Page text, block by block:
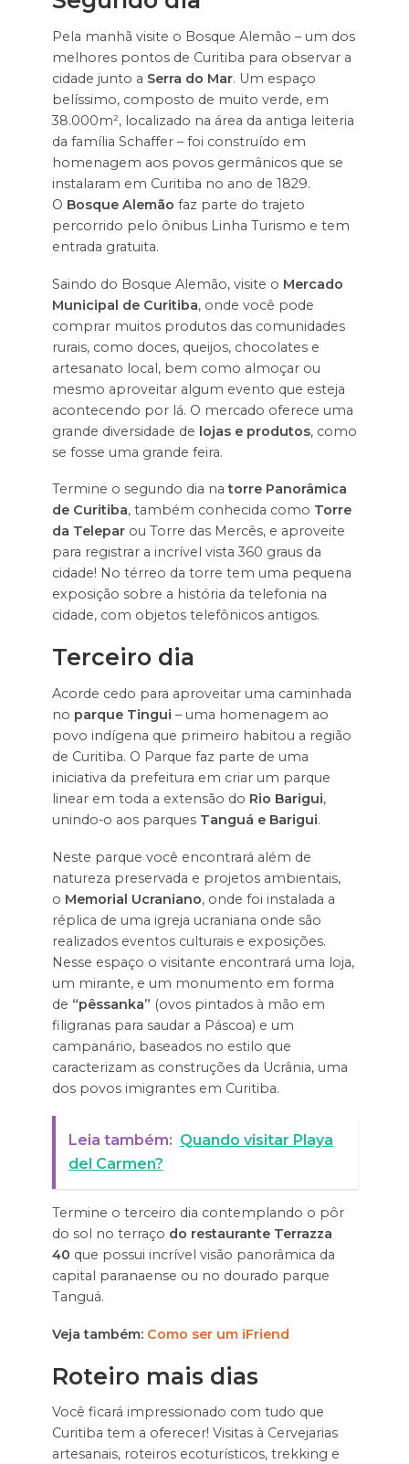
Pela manhã visite o Bosque Alemão – um dos
melhores pontos de Curitiba para observar a
cidade junto a Serra do Mar. Um espaço
belíssimo, composto de muito verde, em
38.000m², localizado na área da antiga leiteria
da família Schaffer – foi construído em
homenagem aos povos germânicos que se
instalaram em Curitiba no ano de 1829.
O Bosque Alemão faz parte do trajeto
percorrido pelo ônibus Linha Turismo e tem
entrada gratuita.
Saindo do Bosque Alemão, visite o Mercado
Municipal de Curitiba, onde você pode
comprar muitos produtos das comunidades
rurais, como doces, queijos, chocolates e
artesanato local, bem como almoçar ou
mesmo aproveitar algum evento que esteja
acontecendo por lá. O mercado oferece uma
grande diversidade de lojas e produtos, como
se fosse uma grande feira.
Termine o segundo dia natorre Panorâmica
de Curitiba, também conhecida como Torre
da Teleparou Torre das Mercês, e aproveite
para registrar a incrível vista 360 graus da
cidade! No térreo da torre tem uma pequena
exposição sobre a história da telefonia na
cidade, com objetos telefônicos antigos.
Terceiro dia
Acorde cedo para aproveitar uma caminhada
no parque Tingui – uma homenagem ao
povo indígena que primeiro habitou a região
de Curitiba. O Parque faz parte de uma
iniciativa da prefeitura em criar um parque
linear em toda a extensão do Rio Barigui,
unindo-o aos parques Tanguá e Barigui.
Neste parque você encontrará além de
natureza preservada e projetos ambientais,
o Memorial Ucraniano, onde foi instalada a
réplica de uma igreja ucraniana onde são
realizados eventos culturais e exposições.
Nesse espaço o visitante encontrará uma loja,
um mirante, e um monumento em forma
de “pêssanka” (ovos pintados à mão em
filigranas para saudar a Páscoa) e um
campanário, baseados no estilo que
caracterizam as construções da Ucrânia, uma
dos povos imigrantes em Curitiba.
Leia também: Quando visitar Playa
del Carmen?
Termine o terceiro dia contemplando o pôr
do sol no terraço do restaurante Terrazza
40 que possui incrível visão panorâmica da
capital paranaense ou no dourado parque
Tanguá.
Veja também: Como ser um iFriend
Roteiro mais dias
Você ficará impressionado com tudo que
Curitiba tem a oferecer! Visitas à Cervejarias
artesanais, roteiros ecoturísticos, trekking e